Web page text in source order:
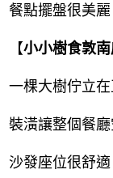
餐點擺盤很美
【小小樹食敦
一棵大樹佇立在
裝潢讓整個餐廳
沙發座位很舒